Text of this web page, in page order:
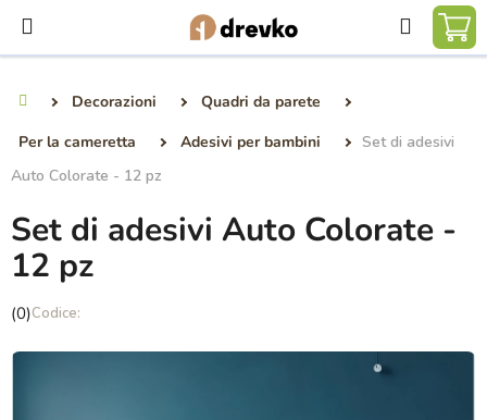
contenuto
Ricerca
Decorazioni
Quadri da parete
Per la cameretta
Adesivi per bambini
Set di adesivi
Auto Colorate - 12 pz
Set di adesivi Auto Colorate -
12 pz
La
media
(0)